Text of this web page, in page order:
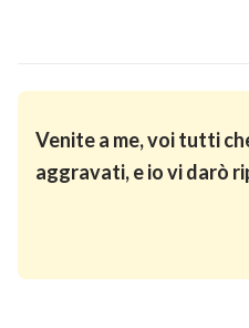
Venite a me, voi tutti
aggravati, e io vi darò